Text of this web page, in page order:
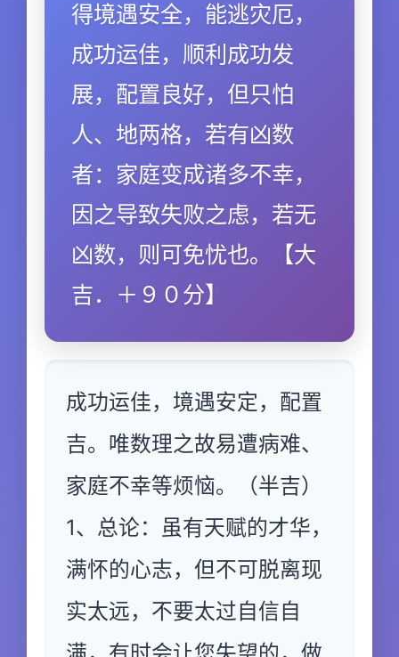
得境遇安全，能逃灾厄，
成功运佳，顺利成功发
展，配置良好，但只怕
人、地两格，若有凶数
者：家庭变成诸多不幸，
因之导致失败之虑，若无
凶数，则可免忧也。【大
吉．＋９０分】
成功运佳，境遇安定，配置
吉。唯数理之故易遭病难、
家庭不幸等烦恼。（半吉）
1、总论：虽有天赋的才华，
满怀的心志，但不可脱离现
实太远，不要太过自信自